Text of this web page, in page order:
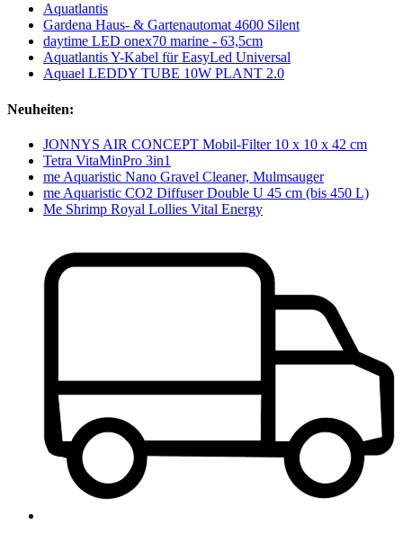
Aquatlantis
Gardena Haus- & Gartenautomat 4600 Silent
daytime LED onex70 marine - 63,5cm
Aquatlantis Y-Kabel für EasyLed Universal
Aquael LEDDY TUBE 10W PLANT 2.0
Neuheiten:
JONNYS AIR CONCEPT Mobil-Filter 10 x 10 x 42 cm
Tetra VitaMinPro 3in1
me Aquaristic Nano Gravel Cleaner, Mulmsauger
me Aquaristic CO2 Diffuser Double U 45 cm (bis 450 L)
Me Shrimp Royal Lollies Vital Energy